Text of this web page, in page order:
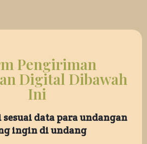
Pengiriman
Digital Dibawah
Ini
data para undangan
ingin di undang